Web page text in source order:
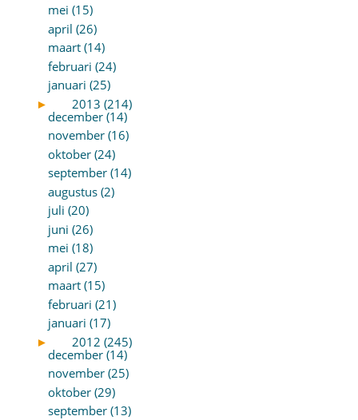
mei (15)
april (26)
maart (14)
februari (24)
januari (25)
►
2013 (214)
december (14)
november (16)
oktober (24)
september (14)
augustus (2)
juli (20)
juni (26)
mei (18)
april (27)
maart (15)
februari (21)
januari (17)
►
2012 (245)
december (14)
november (25)
oktober (29)
september (13)